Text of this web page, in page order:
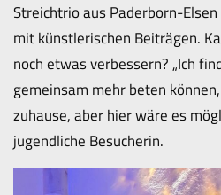
Streichtrio aus Paderborn-
mit künstlerischen Beiträgen.
noch etwas verbessern? „Ich
gemeinsam mehr beten
zuhause, aber hier wäre es
jugendliche Besucherin.